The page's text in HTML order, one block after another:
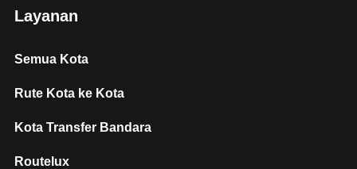
Layanan
Semua Kota
Rute Kota ke Kota
Kota Transfer Bandara
Routelux